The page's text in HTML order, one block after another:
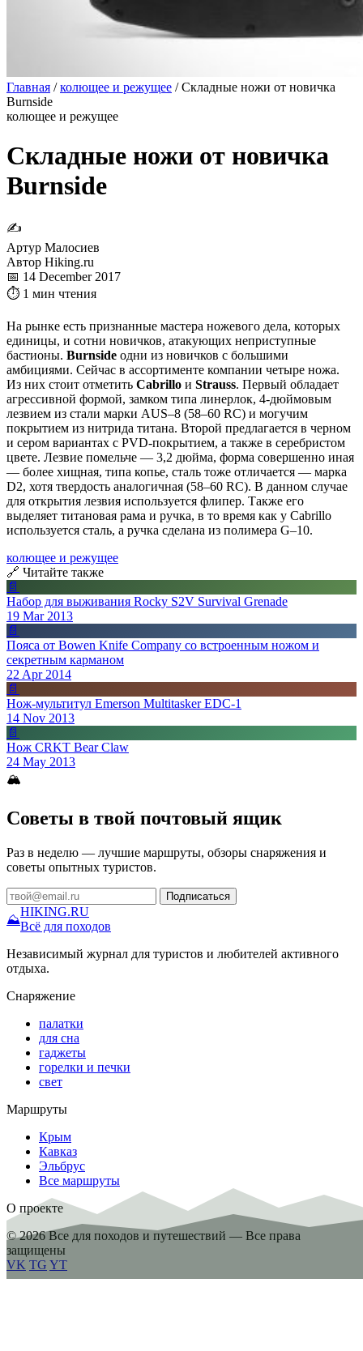
Главная / колющее и режущее / Складные ножи от новичка
Burnside
колющее и режущее
Складные ножи от новичка
Burnside
✍
Артур Малосиев
Автор Hiking.ru
📅 14 December 2017
⏱ 1 мин чтения
На рынке есть признанные мастера ножевого дела, которых
единицы, и сотни новичков, атакующих неприступные
бастионы. Burnside одни из новичков с большими
амбициями. Сейчас в ассортименте компании четыре ножа.
Из них стоит отметить Cabrillo и Strauss. Первый обладает
агрессивной формой, замком типа линерлок, 4-дюймовым
лезвием из стали марки AUS–8 (58–60 RC) и могучим
покрытием из нитрида титана. Второй предлагается в черном
и сером вариантах с PVD-покрытием, а также в серебристом
цвете. Лезвие помельче — 3,2 дюйма, форма совершенно иная
— более хищная, типа копье, сталь тоже отличается — марка
D2, хотя твердость аналогичная (58–60 RC). В данном случае
для открытия лезвия используется флипер. Также его
выделяет титановая рама и ручка, в то время как у Cabrillo
используется сталь, а ручка сделана из полимера G–10.
колющее и режущее
🔗 Читайте также
📄
Набор для выживания Rocky S2V Survival Grenade
19 Mar 2013
📄
Пояса от Bowen Knife Company со встроенным ножом и
секретным карманом
22 Apr 2014
📄
Нож-мультитул Emerson Multitasker EDC-1
14 Nov 2013
📄
Нож CRKT Bear Claw
24 May 2013
🏔
Советы в твой почтовый ящик
Раз в неделю — лучшие маршруты, обзоры снаряжения и
советы опытных туристов.
Подписаться
⛰
HIKING.RU
Всё для походов
Независимый журнал для туристов и любителей активного
отдыха.
Снаряжение
палатки
для сна
гаджеты
горелки и печки
свет
Маршруты
Крым
Кавказ
Эльбрус
Все маршруты
О проекте
© 2026 Все для походов и путешествий — Все права
защищены
VK TG YT